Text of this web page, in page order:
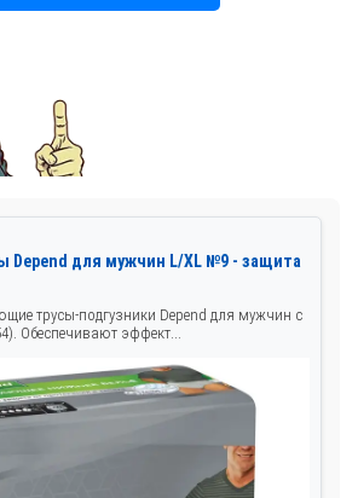
Depend для мужчин L/XL №9 - защита
трусы-подгузники Depend для мужчин с
Обеспечивают эффект...